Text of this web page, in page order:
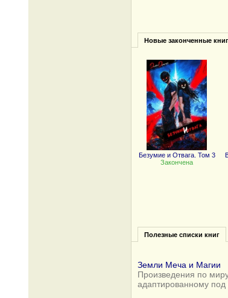
Новые законченные
Безумие и Отвага. Том 3
Закончена
Полезные списки книг
Земли Меча и Магии
Произведения по
адаптированному